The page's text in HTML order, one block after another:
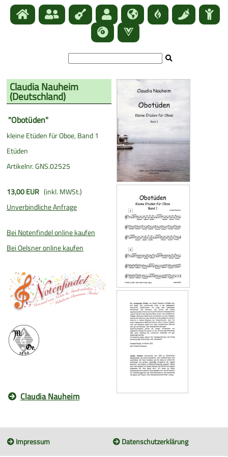
Claudia Nauheim
(Deutschland)
"Obotüden"
kleine Etüden für Oboe, Band 1
Etüden
Artikelnr. GNS.02525
13,00 EUR (inkl. MWSt.)
Unverbindliche Anfrage
Bei Notenfindel online kaufen
Bei Oelsner online kaufen
Claudia Nauheim
Impressum Datenschutzerklärung